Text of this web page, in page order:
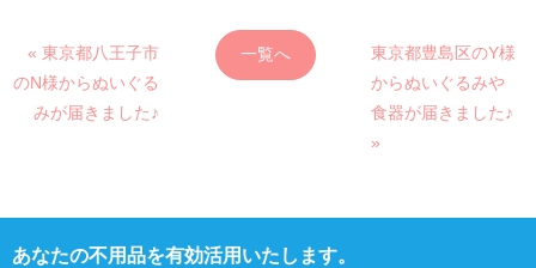
« 東京都八王子市
のN様からぬいぐる
みが届きました♪
一覧へ
東京都豊島区のY様
からぬいぐるみや
食器が届きました♪
»
あなたの不用品を有効活用いたします。